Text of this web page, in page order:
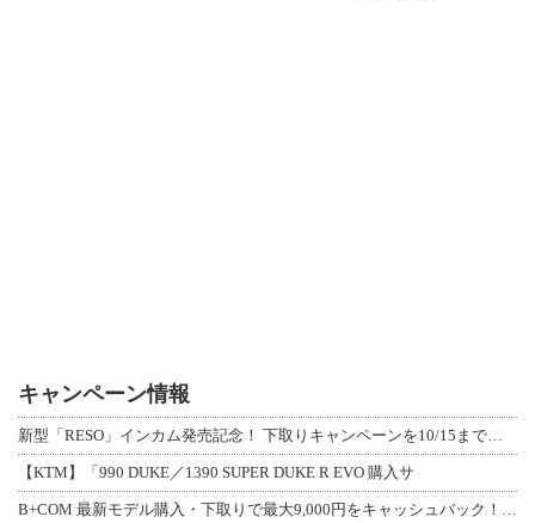
キャンペーン情報
新型「RESO」インカム発売記念！ 下取りキャンペーンを10/15まで延長して開
【KTM】「990 DUKE／1390 SUPER DUKE R EVO 購入サ
B+COM 最新モデル購入・下取りで最大9,000円をキャッシュバック！「B+F